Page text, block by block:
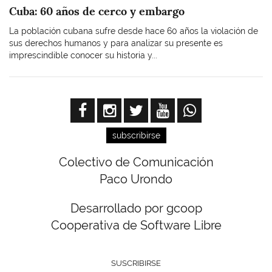
Cuba: 60 años de cerco y embargo
La población cubana sufre desde hace 60 años la violación de
sus derechos humanos y para analizar su presente es
imprescindible conocer su historia y...
subscribirse
Colectivo de Comunicación
Paco Urondo
Desarrollado por gcoop
Cooperativa de Software Libre
SUSCRIBIRSE